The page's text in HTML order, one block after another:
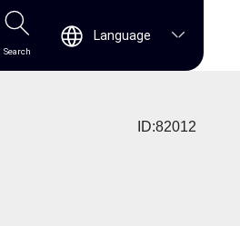
Search
Language
ID:82012